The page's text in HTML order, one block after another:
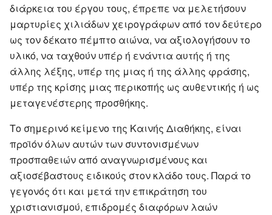
διάρκεια του έργου τους, έπρεπε να μελετήσουν
μαρτυρίες χιλιάδων χειρογράφων από τον δεύτερο
ως τον δέκατο πέμπτο αιώνα, να αξιολογήσουν το
υλικό, να ταχθούν υπέρ ή ενάντια αυτής ή της
άλλης λέξης, υπέρ της μιας ή της άλλης φράσης,
υπέρ της κρίσης μιας περικοπής ως αυθεντικής ή ως
μεταγενέστερης προσθήκης.
Το σημερινό κείμενο της Καινής Διαθήκης, είναι
προϊόν όλων αυτών των συντονισμένων
προσπαθειών από αναγνωρισμένους και
αξιοσέβαστους ειδικούς στον κλάδο τους. Παρά το
γεγονός ότι και μετά την επικράτηση του
χριστιανισμού, επιδρομές διαφόρων λαών